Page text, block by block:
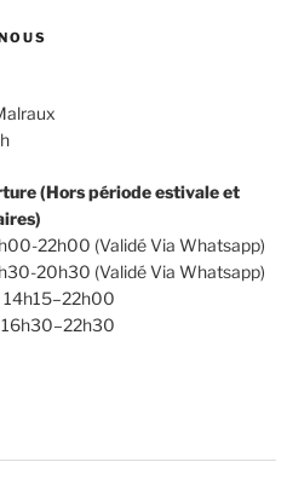
(Hors période estivale et
22h00 (Validé Via Whatsapp)
20h30 (Validé Via Whatsapp)
14h15–22h00
16h30–22h30